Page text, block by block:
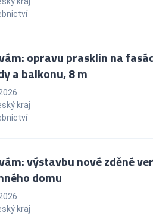
opravu prasklin na
a balkonu, 8 m
kraj
výstavbu nové zděné
domu
kraj